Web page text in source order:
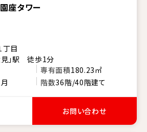
座タワー
丁目
見」駅 徒歩1分
専有面積180.23㎡
階数36階/40階建て
お問い合わせ